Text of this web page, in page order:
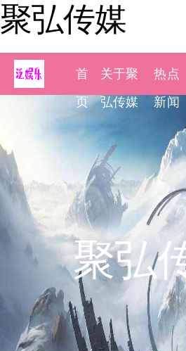
聚弘传媒
首
页
关于聚
弘传媒
热点
新闻
聚弘